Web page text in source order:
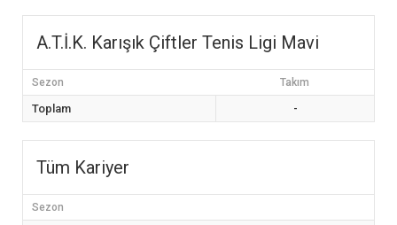
A.T.İ.K. Karışık Çiftler Tenis Ligi Mavi
Sezon Takım
Toplam -
Tüm Kariyer
Sezon